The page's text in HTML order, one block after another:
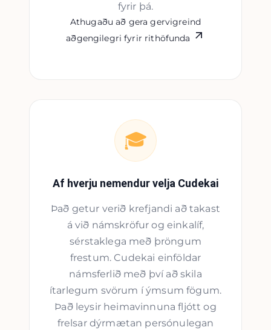
fyrir þá.
Athugaðu að gera gervigreind
aðgengilegri fyrir rithöfunda
🎓
Af hverju nemendur velja Cudekai
Það getur verið krefjandi að takast
á við námskröfur og einkalíf,
sérstaklega með þröngum
frestum. Cudekai einföldar
námsferlið með því að skila
ítarlegum svörum í ýmsum fögum.
Það leysir heimavinnuna fljótt og
frelsar dýrmætan persónulegan